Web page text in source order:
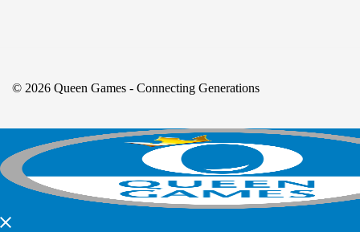
© 2026 Queen Games - Connecting Generations
Close